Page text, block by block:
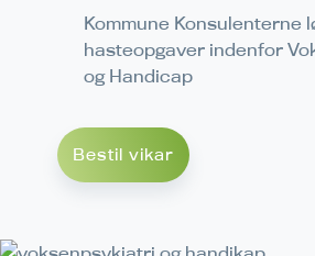
Kommune Konsulenterne
hasteopgaver indenfor
og Handicap
Bestil vikar